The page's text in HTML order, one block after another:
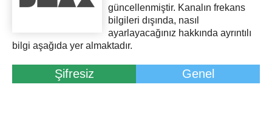
güncellenmiştir. Kanalın frekans
bilgileri dışında, nasıl
ayarlayacağınız hakkında ayrıntılı
bilgi aşağıda yer almaktadır.
Şifresiz Genel